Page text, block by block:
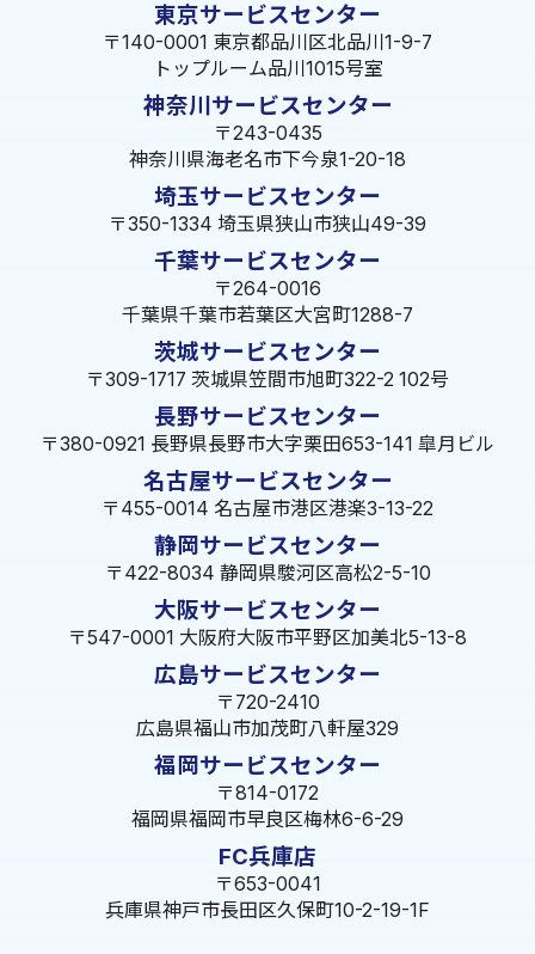
東京サービスセンター
〒140-0001 東京都品川区北品川1-9-7
トップルーム品川1015号室
神奈川サービスセンター
〒243-0435
神奈川県海老名市下今泉1-20-18
埼玉サービスセンター
〒350-1334 埼玉県狭山市狭山49-39
千葉サービスセンター
〒264-0016
千葉県千葉市若葉区大宮町1288-7
茨城サービスセンター
〒309-1717 茨城県笠間市旭町322-2 102号
長野サービスセンター
〒380-0921 長野県長野市大字栗田653-141 皐月ビル
名古屋サービスセンター
〒455-0014 名古屋市港区港楽3-13-22
静岡サービスセンター
〒422-8034 静岡県駿河区高松2-5-10
大阪サービスセンター
〒547-0001 大阪府大阪市平野区加美北5-13-8
広島サービスセンター
〒720-2410
広島県福山市加茂町八軒屋329
福岡サービスセンター
〒814-0172
福岡県福岡市早良区梅林6-6-29
FC兵庫店
〒653-0041
兵庫県神戸市長田区久保町10-2-19-1F